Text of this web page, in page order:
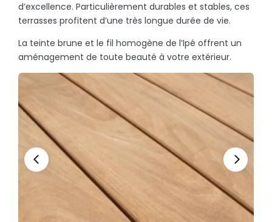
d’excellence. Particulièrement durables et stables, ces
terrasses profitent d’une très longue durée de vie.
La teinte brune et le fil homogène de l’Ipé offrent un
aménagement de toute beauté à votre extérieur.